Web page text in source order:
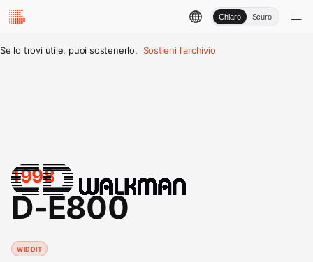
Chiaro Scuro
Se lo trovi utile, puoi sostenerlo. Sostieni l'archivio
1998
D-E800
WIDDIT